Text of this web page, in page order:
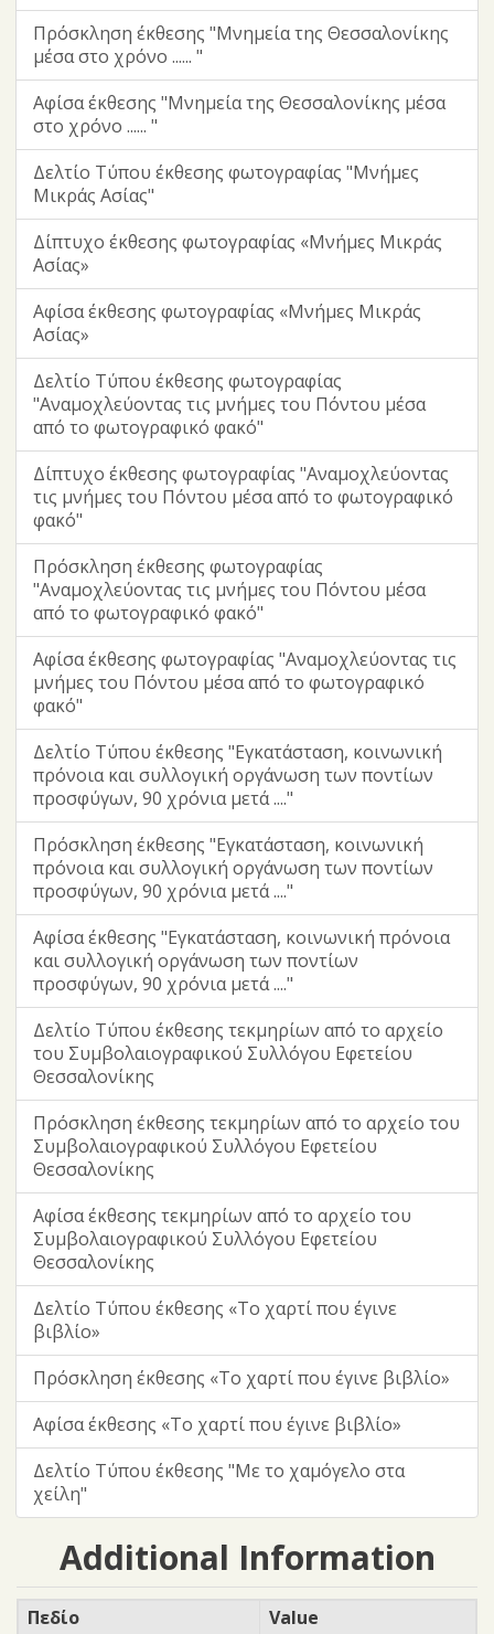
Πρόσκληση έκθεσης "Μνημεία της Θεσσαλονίκης
μέσα στο χρόνο ...... "
Αφίσα έκθεσης "Μνημεία της Θεσσαλονίκης μέσα
στο χρόνο ...... "
Δελτίο Τύπου έκθεσης φωτογραφίας "Μνήμες
Μικράς Ασίας"
Δίπτυχο έκθεσης φωτογραφίας «Μνήμες Μικράς
Ασίας»
Αφίσα έκθεσης φωτογραφίας «Μνήμες Μικράς
Ασίας»
Δελτίο Τύπου έκθεσης φωτογραφίας
"Αναμοχλεύοντας τις μνήμες του Πόντου μέσα
από το φωτογραφικό φακό"
Δίπτυχο έκθεσης φωτογραφίας "Αναμοχλεύοντας
τις μνήμες του Πόντου μέσα από το φωτογραφικό
φακό"
Πρόσκληση έκθεσης φωτογραφίας
"Αναμοχλεύοντας τις μνήμες του Πόντου μέσα
από το φωτογραφικό φακό"
Αφίσα έκθεσης φωτογραφίας "Αναμοχλεύοντας τις
μνήμες του Πόντου μέσα από το φωτογραφικό
φακό"
Δελτίο Τύπου έκθεσης "Εγκατάσταση, κοινωνική
πρόνοια και συλλογική οργάνωση των ποντίων
προσφύγων, 90 χρόνια μετά ...."
Πρόσκληση έκθεσης "Εγκατάσταση, κοινωνική
πρόνοια και συλλογική οργάνωση των ποντίων
προσφύγων, 90 χρόνια μετά ...."
Αφίσα έκθεσης "Εγκατάσταση, κοινωνική πρόνοια
και συλλογική οργάνωση των ποντίων
προσφύγων, 90 χρόνια μετά ...."
Δελτίο Τύπου έκθεσης τεκμηρίων από το αρχείο
του Συμβολαιογραφικού Συλλόγου Εφετείου
Θεσσαλονίκης
Πρόσκληση έκθεσης τεκμηρίων από το αρχείο του
Συμβολαιογραφικού Συλλόγου Εφετείου
Θεσσαλονίκης
Αφίσα έκθεσης τεκμηρίων από το αρχείο του
Συμβολαιογραφικού Συλλόγου Εφετείου
Θεσσαλονίκης
Δελτίο Τύπου έκθεσης «Το χαρτί που έγινε
βιβλίο»
Πρόσκληση έκθεσης «Το χαρτί που έγινε βιβλίο»
Αφίσα έκθεσης «Το χαρτί που έγινε βιβλίο»
Δελτίο Τύπου έκθεσης "Με το χαμόγελο στα
χείλη"
Additional Information
Πεδίο Value